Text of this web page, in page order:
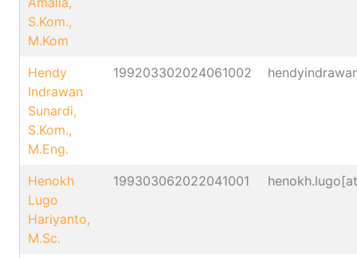
S.Kom.,
M.Kom
Hendy
Indrawan
Sunardi,
S.Kom.,
M.Eng.
199203302024061002
Henokh
Lugo
Hariyanto,
M.Sc.
199303062022041001